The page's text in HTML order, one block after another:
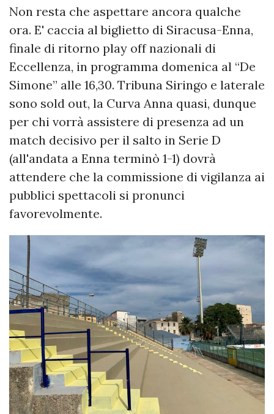
Non resta che aspettare ancora qualche
ora. E' caccia al biglietto di Siracusa-Enna,
finale di ritorno play off nazionali di
Eccellenza, in programma domenica al “De
Simone” alle 16,30. Tribuna Siringo e laterale
sono sold out, la Curva Anna quasi, dunque
per chi vorrà assistere di presenza ad un
match decisivo per il salto in Serie D
(all'andata a Enna terminò 1-1) dovrà
attendere che la commissione di vigilanza ai
pubblici spettacoli si pronunci
favorevolmente.